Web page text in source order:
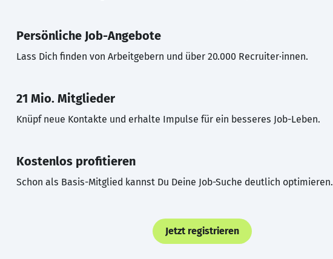
Persönliche Job-Angebote
Lass Dich finden von Arbeitgebern und über 20.000 Recruiter·innen.
21 Mio. Mitglieder
Knüpf neue Kontakte und erhalte Impulse für ein besseres Job-Leben.
Kostenlos profitieren
Schon als Basis-Mitglied kannst Du Deine Job-Suche deutlich optimieren.
Jetzt registrieren